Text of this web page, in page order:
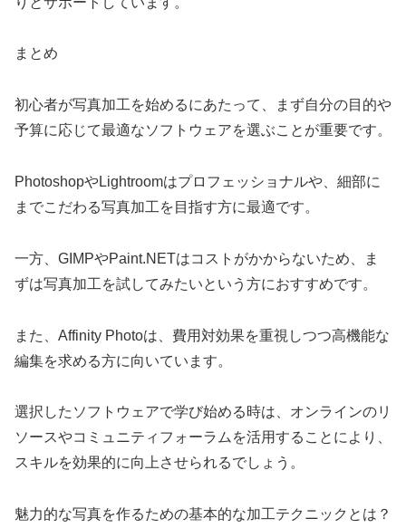
まとめ
初心者が写真加工を始めるにあたって、まず自分の目的や
予算に応じて最適なソフトウェアを選ぶことが重要です。
PhotoshopやLightroomはプロフェッショナルや、細部に
までこだわる写真加工を目指す方に最適です。
一方、GIMPやPaint.NETはコストがかからないため、ま
ずは写真加工を試してみたいという方におすすめです。
また、Affinity Photoは、費用対効果を重視しつつ高機能な
編集を求める方に向いています。
選択したソフトウェアで学び始める時は、オンラインのリ
ソースやコミュニティフォーラムを活用することにより、
スキルを効果的に向上させられるでしょう。
魅力的な写真を作るための基本的な加工テクニックとは？